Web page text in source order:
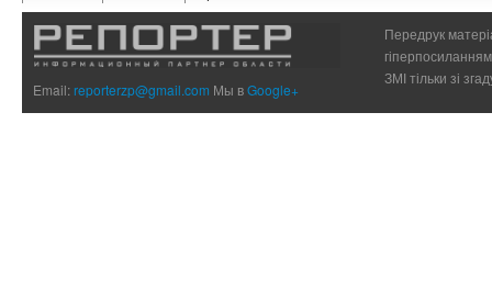
Email:reporterzp@gmail.com Мы вGoogle+
Передрук
ЗМІ тільки зі